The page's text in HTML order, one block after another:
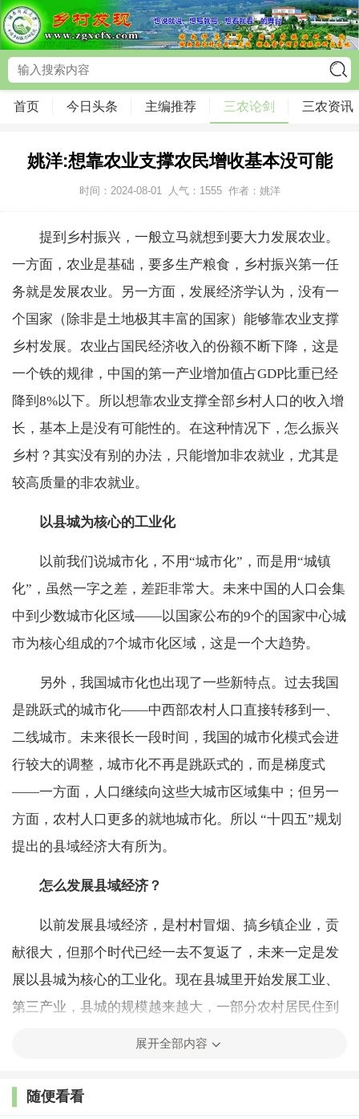
首页 今日头条 主编推荐 三农论剑 三农资讯
姚洋:想靠农业支撑农民增收基本没可能
时间：2024-08-01 人气： 1555 作者：姚洋
提到乡村振兴，一般立马就想到要大力发展农业。
一方面，农业是基础，要多生产粮食，乡村振兴第一任
务就是发展农业。另一方面，发展经济学认为，没有一
个国家（除非是土地极其丰富的国家）能够靠农业支撑
乡村发展。农业占国民经济收入的份额不断下降，这是
一个铁的规律，中国的第一产业增加值占GDP比重已经
降到8%以下。所以想靠农业支撑全部乡村人口的收入增
长，基本上是没有可能性的。在这种情况下，怎么振兴
乡村？其实没有别的办法，只能增加非农就业，尤其是
较高质量的非农就业。
以县城为核心的工业化
以前我们说城市化，不用“城市化”，而是用“城镇
化”，虽然一字之差，差距非常大。未来中国的人口会集
中到少数城市化区域——以国家公布的9个的国家中心城
市为核心组成的7个城市化区域，这是一个大趋势。
另外，我国城市化也出现了一些新特点。过去我国
是跳跃式的城市化——中西部农村人口直接转移到一、
二线城市。未来很长一段时间，我国的城市化模式会进
行较大的调整，城市化不再是跳跃式的，而是梯度式
——一方面，人口继续向这些大城市区域集中；但另一
方面，农村人口更多的就地城市化。所以 “十四五”规划
提出的县域经济大有所为。
怎么发展县域经济？
以前发展县域经济，是村村冒烟、搞乡镇企业，贡
献很大，但那个时代已经一去不复返了，未来一定是发
展以县城为核心的工业化。现在县城里开始发展工业、
第三产业，县城的规模越来越大，一部分农村居民住到
县城；一部分人留在乡村，但工作地点主要是县城；还
能发生。
展开全部内容
随便看看